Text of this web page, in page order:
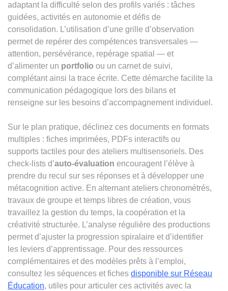
adaptant la difficulté selon des profils variés : tâches
guidées, activités en autonomie et défis de
consolidation. L’utilisation d’une grille d’observation
permet de repérer des compétences transversales —
attention, persévérance, repérage spatial — et
d’alimenter un portfolio ou un carnet de suivi,
complétant ainsi la trace écrite. Cette démarche facilite la
communication pédagogique lors des bilans et
renseigne sur les besoins d’accompagnement individuel.
Sur le plan pratique, déclinez ces documents en formats
multiples : fiches imprimées, PDFs interactifs ou
supports tactiles pour des ateliers multisensoriels. Des
check‑lists d’auto‑évaluation encouragent l’élève à
prendre du recul sur ses réponses et à développer une
métacognition active. En alternant ateliers chronométrés,
travaux de groupe et temps libres de création, vous
travaillez la gestion du temps, la coopération et la
créativité structurée. L’analyse régulière des productions
permet d’ajuster la progression spiralaire et d’identifier
les leviers d’apprentissage. Pour des ressources
complémentaires et des modèles prêts à l’emploi,
consultez les séquences et fiches disponible sur Réseau
Éducation, utiles pour articuler ces activités avec la